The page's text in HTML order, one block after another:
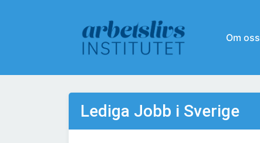
Om oss
Lediga Jobb i Sverige